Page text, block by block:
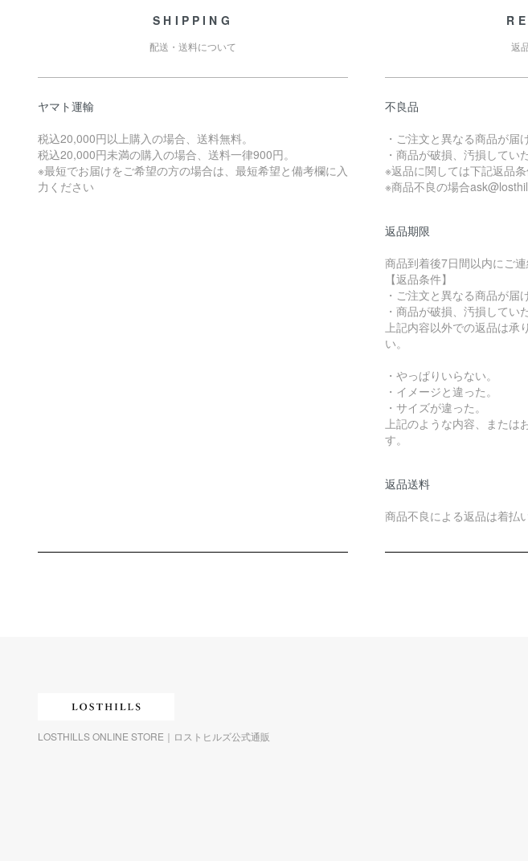
SHIPPING
配送・送料について
ヤマト運輸
税込20,000円以上購入の場合、送料無料。
税込20,000円未満の購入の場合、送料一律900円。
※最短でお届けをご希望の方の場合は、最短希望と備考欄に入
力ください
返
不良品
・ご注文と異なる商品が届
・商品が破損、汚損してい
※返品に関しては下記返品条
※商品不良の場合
返品期限
商品到着後7日間以内にご連
【返品条件】
・ご注文と異なる商品が届
・商品が破損、汚損してい
上記内容以外での返品は承
い。
・やっぱりいらない。
・イメージと違った。
・サイズが違った。
上記のような内容、または
す。
返品送料
商品不良による返品は着払
LOSTHILLS ONLINE STORE｜ロストヒルズ公式通販